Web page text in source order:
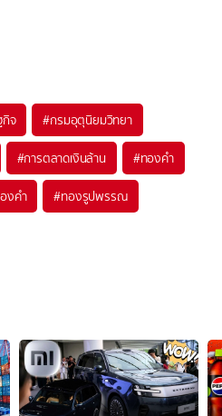
กิจ #กรมอุตุนิยมวิทยา
#การตลาดเงินล้าน #ทองคำ
งคำ #ทองรูปพรรณ